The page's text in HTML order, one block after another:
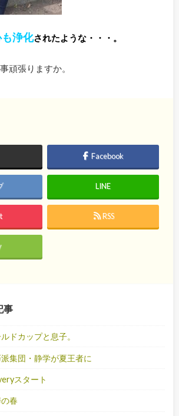
浄化されたような・・・。
頑張りますか。
Facebook
LINE
RSS
事
ドカップと息子。
集団・静学が夏王者に
スタート
春